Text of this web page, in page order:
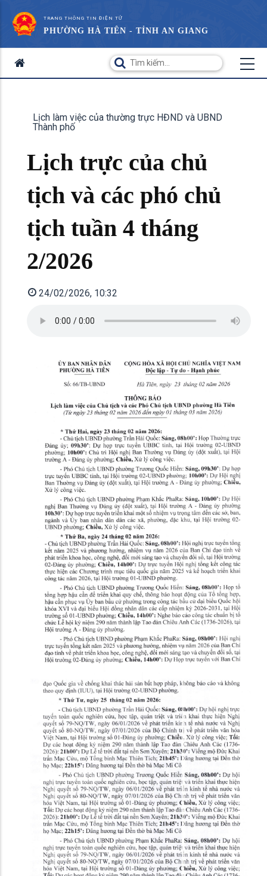
TRANG THÔNG TIN ĐIỆN TỬ
PHƯỜNG HÀ TIÊN - TỈNH AN GIANG
Lịch làm việc của thường trực HĐND và UBND
Thành phố
Lịch trực của chủ
tịch và các phó chủ
tịch tuần 4 tháng
2/2026
24/02/2026, 10:32